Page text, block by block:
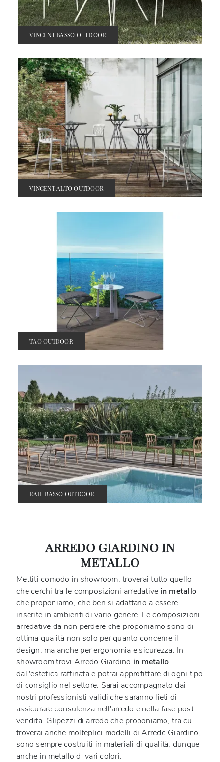
VINCENT BASSO OUTDOOR
VINCENT ALTO OUTDOOR
TAO OUTDOOR
RAIL BASSO OUTDOOR
ARREDO GIARDINO IN
METALLO
Mettiti comodo in showroom: troverai tutto quello
che cerchi tra le composizioni arredative in metallo
che proponiamo, che ben si adattano a essere
inserite in ambienti di vario genere. Le composizioni
arredative da non perdere che proponiamo sono di
ottima qualità non solo per quanto concerne il
design, ma anche per ergonomia e sicurezza. In
showroom trovi Arredo Giardino in metallo
dall'estetica raffinata e potrai approfittare di ogni tipo
di consiglio nel settore. Sarai accompagnato dai
nostri professionisti validi che saranno lieti di
assicurare consulenza nell'arredo e nella fase post
vendita. Glipezzi di arredo che proponiamo, tra cui
troverai anche molteplici modelli di Arredo Giardino,
sono sempre costruiti in materiali di qualità, dunque
anche in metallo di vari colori.